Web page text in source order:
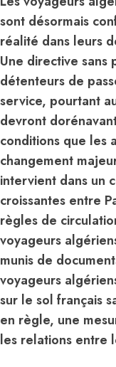
sont désormais
réalité dans leurs
Une directive sans
détenteurs de
service, pourtant
devront
conditions que les
changement
intervient dans un
croissantes entre
règles de
voyageurs
munis de
voyageurs
sur le sol français
en règle, une
les relations entre